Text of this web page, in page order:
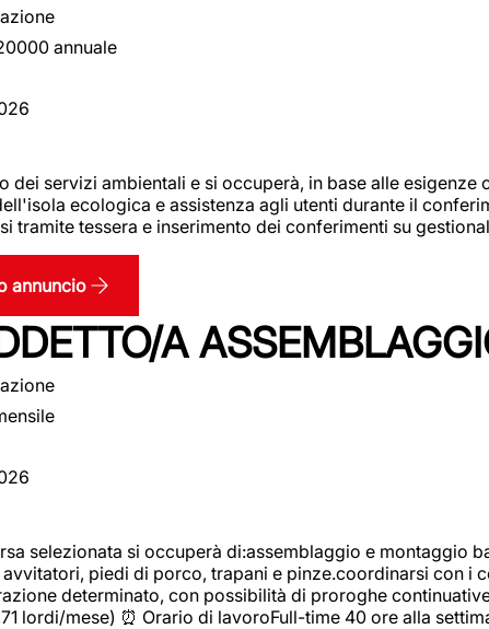
annuale
dei servizi ambientali e si occuperà, in base alle
ecologica e assistenza agli utenti durante il
tramite tessera e inserimento dei conferimenti su
annuncio
A
selezionata si occuperà di:assemblaggio e
piedi di porco, trapani e pinze.coordinarsi con i
determinato, con possibilità di proroghe
lordi/mese) ⏰ Orario di lavoroFull-time 40 ore alla